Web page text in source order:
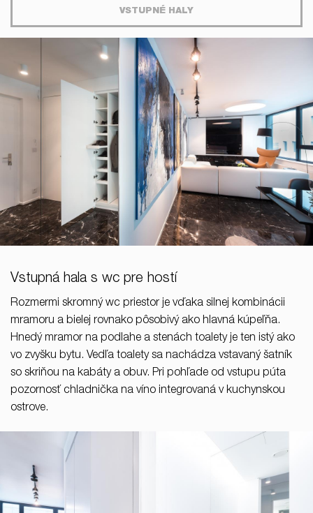
VSTUPNÉ HALY
Vstupná hala s wc pre hostí
Rozmermi skromný wc priestor je vďaka silnej kombinácii
mramoru a bielej rovnako pôsobivý ako hlavná kúpeľňa.
Hnedý mramor na podlahe a stenách toalety je ten istý ako
vo zvyšku bytu. Vedľa toalety sa nachádza vstavaný šatník
so skriňou na kabáty a obuv. Pri pohľade od vstupu púta
pozornosť chladnička na víno integrovaná v kuchynskou
ostrove.